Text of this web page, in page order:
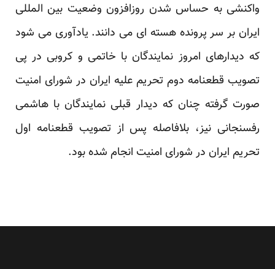
واکنشی به حساس شدن روزافزون وضعیت بین المللی
ایران بر سر پرونده هسته ای می دانند. یادآوری می شود
که دیدارهای امروز نمایندگان با خاتمی و کروبی در پی
تصویب قطعنامه دوم تحریم علیه ایران در شورای امنیت
صورت گرفته چنان که دیدار قبلی نمایندگان با هاشمی
رفسنجانی نیز، بلافاصله پس از تصویب قطعنامه اول
تحریم ایران در شورای امنیت انجام شده بود.